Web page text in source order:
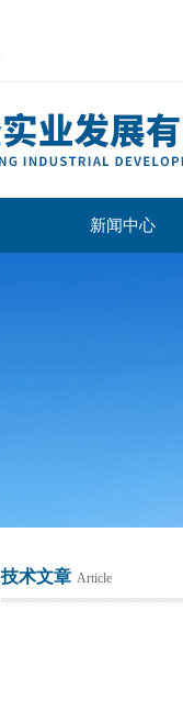
新闻中心
技术文章 Article